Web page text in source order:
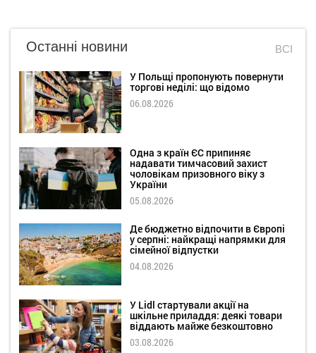
Останні новини ВСІ
У Польщі пропонують повернути
торгові неділі: що відомо
06.08.2026
Одна з країн ЄС припиняє
надавати тимчасовий захист
чоловікам призовного віку з
України
05.08.2026
Де бюджетно відпочити в Європі
у серпні: найкращі напрямки для
сімейної відпустки
04.08.2026
У Lidl стартували акції на
шкільне приладдя: деякі товари
віддають майже безкоштовно
03.08.2026